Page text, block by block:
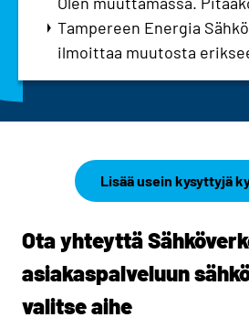
Tampereen Energia
ilmoittaa muutosta
Lisää usein kysyttyjä
Ota yhteyttä
asiakaspalveluun
valitse aihe